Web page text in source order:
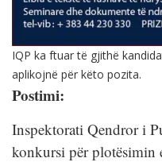
IQP ka ftuar të gjithë
aplikojnë për këto pozita.
Postimi:
Inspektorati Qendror i
konkursi për plotësimin